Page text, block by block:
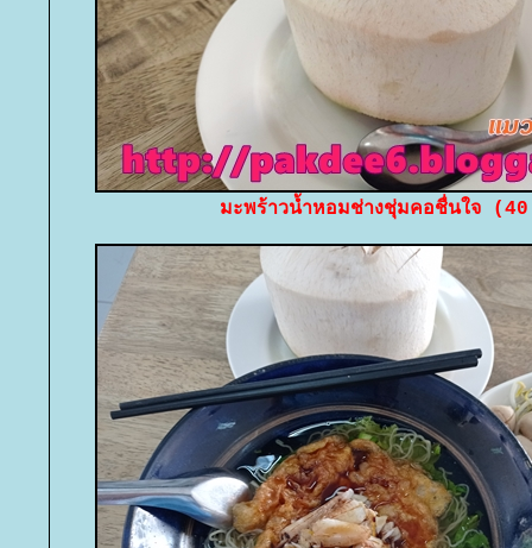
มะพร้าวน้ำหอมช่างชุ่มคอชื่นใจ